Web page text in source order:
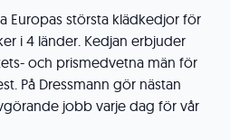
Europas största klädkedjor för
i 4 länder. Kedjan erbjuder
och prismedvetna män för
På Dressmann gör nästan
jobb varje dag för vår